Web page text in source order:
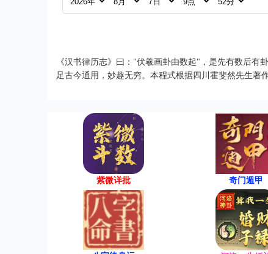
《汉书律历志》曰："伏羲画卦由数起"，是先有数后
足古今通用，妙趣无穷。本程式根据四川霍斐然先生著
紫微详批 奇门遁甲